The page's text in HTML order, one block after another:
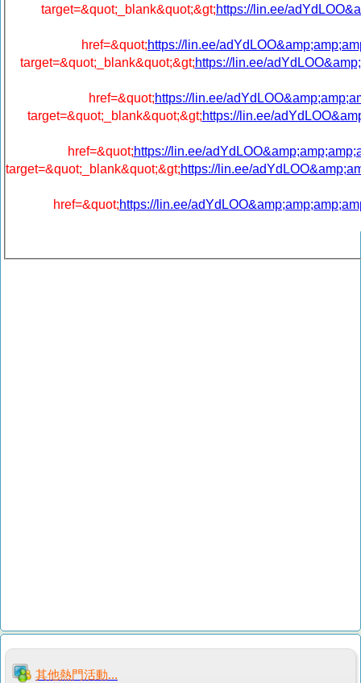
target=&quot;_blank&quot;&gt;https://lin.ee/
href=&quot;https://lin.ee/
target=&quot;_blank&quot;&gt;https://lin.ee/
href=&quot;https://lin.ee/
target=&quot;_blank&quot;&gt;https://lin.ee/
href=&quot;https://lin.ee/
target=&quot;_blank&quot;&gt;https://lin.ee/
href=&quot;https://lin.ee/
其他熱門活動...